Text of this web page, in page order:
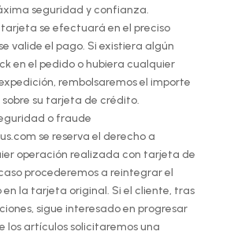
seguridad y confianza.
tarjeta se efectuará en el preciso
valide el pago. Si existiera algún
en el pedido o hubiera cualquier
rembolsaremos el importe
su tarjeta de crédito.
o fraude
se reserva el derecho a
operación realizada con tarjeta de
procederemos a reintegrar el
la tarjeta original. Si el cliente, tras
sigue interesado en progresar
los artículos solicitaremos una